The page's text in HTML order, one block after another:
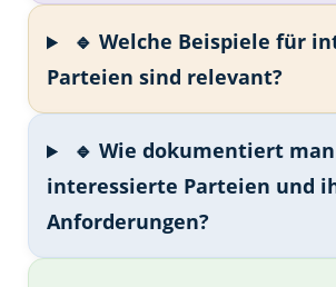
🔹 Welche Beispiele für
Parteien sind relevant?
🔹 Wie dokumentiert man
interessierte Parteien und
Anforderungen?